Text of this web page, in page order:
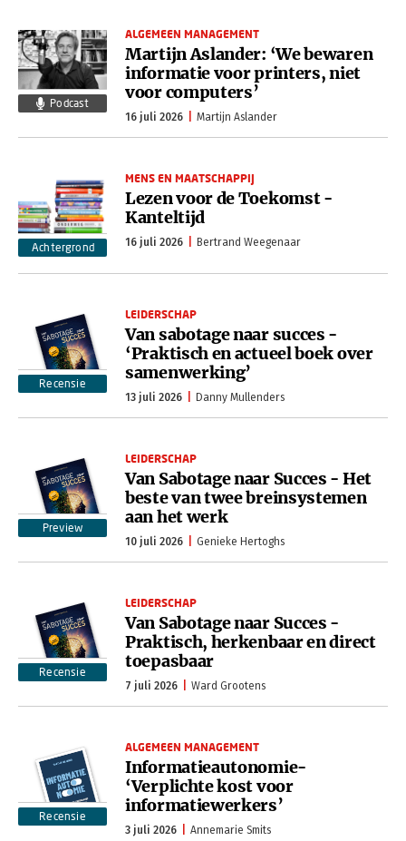
Podcast
ALGEMEEN MANAGEMENT
Martijn Aslander: ‘We bewaren
informatie voor printers, niet
voor computers’
16 juli 2026 Martijn Aslander
Achtergrond
MENS EN MAATSCHAPPIJ
Lezen voor de Toekomst -
Kanteltijd
16 juli 2026 Bertrand Weegenaar
Recensie
LEIDERSCHAP
Van sabotage naar succes -
‘Praktisch en actueel boek over
samenwerking’
13 juli 2026 Danny Mullenders
Preview
LEIDERSCHAP
Van Sabotage naar Succes - Het
beste van twee breinsystemen
aan het werk
10 juli 2026 Genieke Hertoghs
Recensie
LEIDERSCHAP
Van Sabotage naar Succes -
Praktisch, herkenbaar en direct
toepasbaar
7 juli 2026 Ward Grootens
Recensie
ALGEMEEN MANAGEMENT
Informatieautonomie-
‘Verplichte kost voor
informatiewerkers’
3 juli 2026 Annemarie Smits